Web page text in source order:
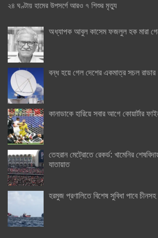
২৪ ঘণ্টায় হামের উপসর্গে আরও ৭ শিশুর মৃত্যু
অধ্যাপক আবুল কাসেম ফজলুল হক মারা
বন্ধ হয়ে গেল দেশের একমাত্র সচল রাডার
কানাডাকে হারিয়ে সবার আগে কোয়ার্টার
তেহরান মেট্রোতে রেকর্ড: খামেনির
যাতায়াত
হরমুজ প্রণালিতে বিশেষ সুবিধা পাবে